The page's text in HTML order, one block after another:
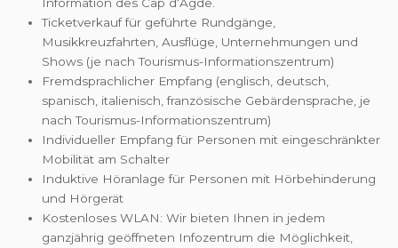
Ticketverkauf für geführte Rundgänge,
Musikkreuzfahrten, Ausflüge, Unternehmungen und
Shows (je nach Tourismus-Informationszentrum)
Fremdsprachlicher Empfang (englisch, deutsch,
spanisch, italienisch, französische Gebärdensprache, je
nach Tourismus-Informationszentrum)
Individueller Empfang für Personen mit eingeschränkter
Mobilität am Schalter
Induktive Höranlage für Personen mit Hörbehinderung
und Hörgerät
Kostenloses WLAN: Wir bieten Ihnen in jedem
ganzjährig geöffneten Infozentrum die Möglichkeit,